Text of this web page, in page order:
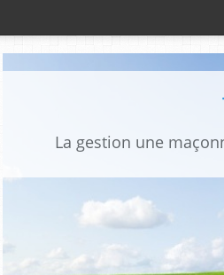
La gestion une